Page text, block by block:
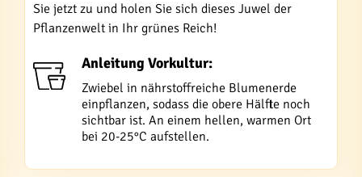
Sie jetzt zu und holen Sie sich dieses Juwel der
Pflanzenwelt in Ihr grünes Reich!
Anleitung Vorkultur:
Zwiebel in nährstoffreiche Blumenerde
einpflanzen, sodass die obere Hälfte noch
sichtbar ist. An einem hellen, warmen Ort
bei 20-25°C aufstellen.